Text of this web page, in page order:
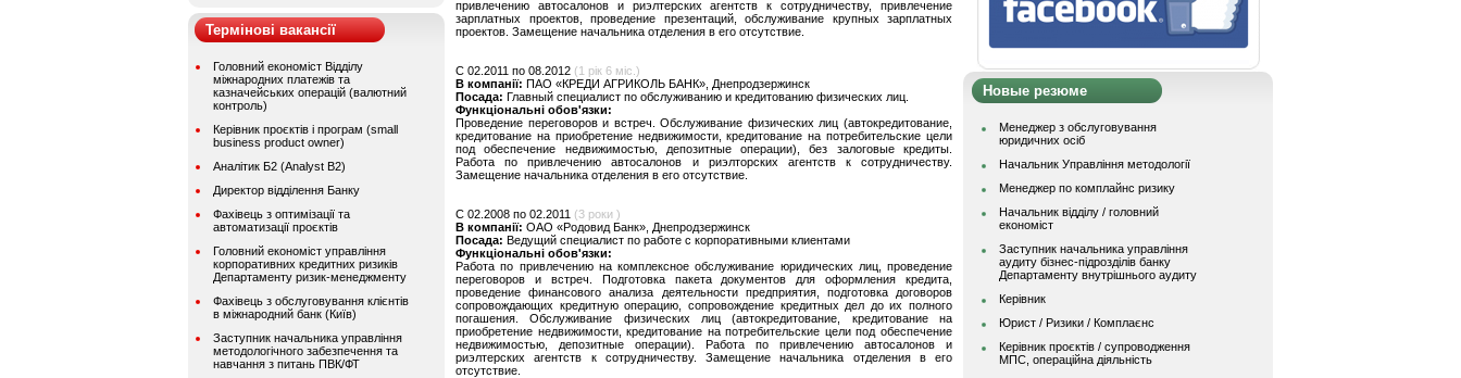
Термінові вакансії
Головний економіст Відділу
міжнародних платежів та
казначейських операцій (валютний
контроль)
Керівник проєктів і програм (small
business product owner)
Аналітик Б2 (Analyst B2)
Директор відділення Банку
Фахівець з оптимізації та
автоматизації проєктів
Головний економіст управління
корпоративних кредитних ризиків
Департаменту ризик-менеджменту
Фахівець з обслуговування клієнтів
в міжнародний банк (Київ)
Заступник начальника управління
методологічного забезпечення та
навчання з питань ПВК/ФТ
привлечению автосалонов и риэлтерских агентств к сотрудничеству, привлечение
зарплатных проектов, проведение презентаций, обслуживание крупных зарплатных
проектов. Замещение начальника отделения в его отсутствие.
C 02.2011 по 08.2012 (1 рік 6 міс.)
В компанії: ПАО «КРЕДИ АГРИКОЛЬ БАНК», Днепродзержинск
Посада: Главный специалист по обслуживанию и кредитованию физических лиц.
Функціональні обов'язки:
Проведение переговоров и встреч. Обслуживание физических лиц (автокредитование,
кредитование на приобретение недвижимости, кредитование на потребительские цели
под обеспечение недвижимостью, депозитные операции), без залоговые кредиты.
Работа по привлечению автосалонов и риэлторских агентств к сотрудничеству.
Замещение начальника отделения в его отсутствие.
C 02.2008 по 02.2011 (3 роки )
В компанії: ОАО «Родовид Банк», Днепродзержинск
Посада: Ведущий специалист по работе с корпоративными клиентами
Функціональні обов'язки:
Работа по привлечению на комплексное обслуживание юридических лиц, проведение
переговоров и встреч. Подготовка пакета документов для оформления кредита,
проведение финансового анализа деятельности предприятия, подготовка договоров
сопровождающих кредитную операцию, сопровождение кредитных дел до их полного
погашения. Обслуживание физических лиц (автокредитование, кредитование на
приобретение недвижимости, кредитование на потребительские цели под обеспечение
недвижимостью, депозитные операции). Работа по привлечению автосалонов и
риэлтерских агентств к сотрудничеству. Замещение начальника отделения в его
отсутствие.
Новые резюме
Менеджер з обслуговування
юридичних осіб
Начальник Управління методології
Менеджер по комплайнс ризику
Начальник відділу / головний
економіст
Заступник начальника управління
аудиту бізнес-підрозділів банку
Департаменту внутрішнього аудиту
Керівник
Юрист / Ризики / Комплаєнс
Керівник проєктів / супроводження
МПС, операційна діяльність